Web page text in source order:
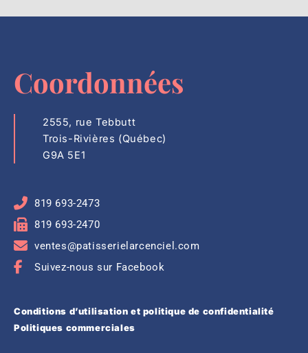
Coordonnées
2555, rue Tebbutt
Trois-Rivières (Québec)
G9A 5E1
819 693-2473
819 693-2470
ventes@patisserielarcenciel.com
Suivez-nous sur Facebook
Conditions d’utilisation et politique de confidentialité
Politiques commerciales